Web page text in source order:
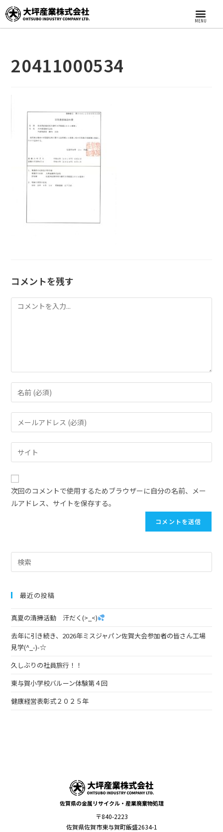
MENU
20411000534
コメントを残す
次回のコメントで使用するためブラウザーに自分の名前、メー
ルアドレス、サイトを保存する。
最近の投稿
真夏の清掃活動 汗だく(>_<)
去年に引き続き、2026年ミスジャパン佐賀大会参加者の皆さん工場
見学(^_-)-☆
久しぶりの社員旅行！！
東与賀小学校バルーン体験第４回
健康経営表彰式２０２５年
佐賀県の金属リサイクル・産業廃棄物処理
〒840-2223
佐賀県佐賀市東与賀町飯盛2634-1